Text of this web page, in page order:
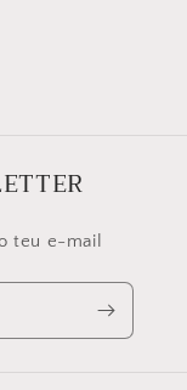
teu e-mail